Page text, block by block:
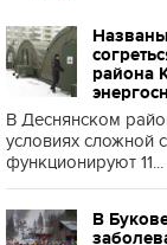
района
В Деснянском
условиях сложной
функционируют 11...
В